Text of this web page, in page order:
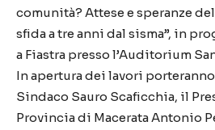
comunità? Attese e speranze
sfida a tre anni dal sisma”, in
a Fiastra presso l’Auditorium
In apertura dei lavori
Sindaco Sauro Scaficchia, il
Provincia di Macerata Antonio